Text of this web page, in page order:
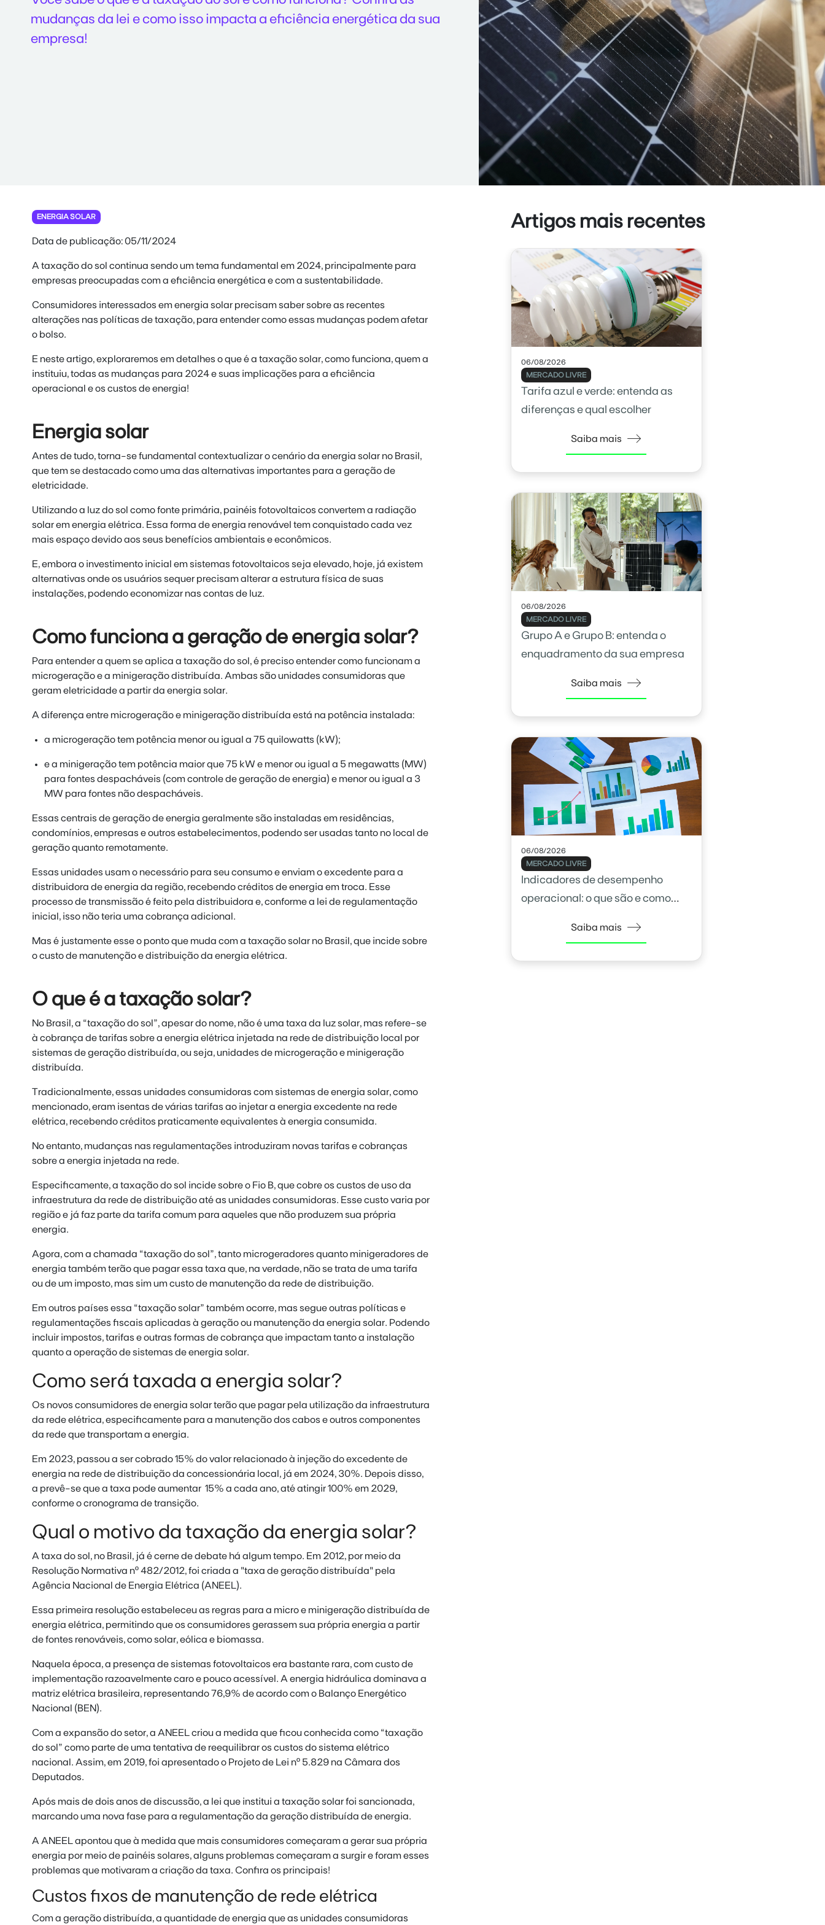
mudanças da lei e como isso impacta a eficiência energética da sua
empresa!
ENERGIA SOLAR
Data de publicação: 05/11/2024
A taxação do sol continua sendo um tema fundamental em 2024, principalmente para
empresas preocupadas com a eficiência energética e com a sustentabilidade.
Consumidores interessados em energia solar precisam saber sobre as recentes
alterações nas políticas de taxação, para entender como essas mudanças podem afetar
o bolso.
E neste artigo, exploraremos em detalhes o que é a taxação solar, como funciona, quem a
instituiu, todas as mudanças para 2024 e suas implicações para a eficiência
operacional e os custos de energia!
Energia solar
Antes de tudo, torna-se fundamental contextualizar o cenário da energia solar no Brasil,
quetem se destacado como uma das alternativas importantes para a geração de
eletricidade.
Utilizando a luz do sol como fonte primária, painéis fotovoltaicos convertem a radiação
solar em energia elétrica. Essa forma de energia renovável tem conquistado cada vez
mais espaço devido aos seus benefícios ambientais e econômicos.
E, embora o investimento inicial em sistemas fotovoltaicos seja elevado, hoje, já existem
alternativas onde os usuários sequer precisam alterar a estrutura física de suas
instalações, podendo economizar nas contas de luz.
Como funciona a geração de energia solar?
Para entender a quem se aplica a taxação do sol, é preciso entender como funcionam a
microgeração e a minigeração distribuída. Ambas são unidades consumidoras que
geram eletricidade a partir da energia solar.
A diferença entre microgeração e minigeração distribuída está na potência instalada:
a microgeração tem potência menor ou igual a 75 quilowatts (kW);
e a minigeração tem potência maior que 75 kW e menor ou igual a 5 megawatts (MW)
para fontes despacháveis (com controle de geração de energia) e menor ou igual a 3
MW para fontes não despacháveis.
Essas centrais de geração de energia geralmente são instaladas em residências,
condomínios, empresas e outros estabelecimentos, podendo ser usadas tanto no local de
geração quanto remotamente.
Essas unidades usam o necessário para seu consumo e enviam o excedente para a
distribuidora de energia da região, recebendo créditos de energia em troca. Esse
processo de transmissão é feito pela distribuidora e, conforme a lei de regulamentação
inicial, isso não teria uma cobrança adicional.
Mas é justamente esse o ponto que muda com a taxação solar no Brasil, que incide sobre
o custo de manutenção e distribuição da energia elétrica.
O que é a taxação solar?
No Brasil, a “taxação do sol”, apesar do nome, não é uma taxa da luz solar, mas refere-se
à cobrança de tarifas sobre a energia elétrica injetada na rede de distribuição local por
sistemas de geração distribuída, ou seja, unidades de microgeração e minigeração
distribuída.
Tradicionalmente, essas unidades consumidoras com sistemas de energia solar, como
mencionado, eram isentas de várias tarifas ao injetar a energia excedente na rede
elétrica, recebendo créditos praticamente equivalentes à energia consumida.
No entanto, mudanças nas regulamentações introduziram novas tarifas e cobranças
sobre a energia injetada na rede.
Especificamente, a taxação do sol incide sobre o Fio B, que cobre os custos de uso da
infraestrutura da rede de distribuição até as unidades consumidoras. Esse custo varia por
região e já faz parte da tarifa comum para aqueles que não produzem sua própria
energia.
Agora, com a chamada “taxação do sol”, tanto microgeradores quanto minigeradores de
energia também terão que pagar essa taxa que, na verdade, não se trata de uma tarifa
ou de um imposto, mas sim um custo de manutenção da rede de distribuição.
Em outros países essa “taxação solar” também ocorre, mas segue outras políticas e
regulamentações fiscais aplicadas à geração ou manutenção da energia solar. Podendo
incluir impostos, tarifas e outras formas de cobrança que impactam tanto a instalação
quanto a operação de sistemas de energia solar.
Como será taxada a energia solar?
Os novos consumidores de energia solar terão que pagar pela utilização da infraestrutura
da rede elétrica, especificamente para a manutenção dos cabos e outros componentes
da rede que transportam a energia.
Em 2023, passou a ser cobrado 15% do valor relacionado à injeção do excedente de
energia na rede de distribuição da concessionária local, já em 2024, 30%. Depois disso,
a prevê-se que a taxa pode aumentar 15% a cada ano, até atingir 100% em 2029,
conforme o cronograma de transição.
Qual o motivo da taxação da energia solar?
A taxa do sol, no Brasil, já é cerne de debate há algum tempo. Em 2012, por meio da
Resolução Normativa nº 482/2012, foi criada a "taxa de geração distribuída" pela
Agência Nacional de Energia Elétrica (ANEEL).
Essa primeira resolução estabeleceu as regras para a micro e minigeração distribuída de
energia elétrica, permitindo que os consumidores gerassem sua própria energia a partir
de fontes renováveis, como solar, eólica e biomassa.
Naquela época, a presença de sistemas fotovoltaicos era bastante rara, com custo de
implementação razoavelmente caro e pouco acessível. A energia hidráulica dominava a
matriz elétrica brasileira, representando 76,9% de acordo com o Balanço Energético
Nacional (BEN).
Com a expansão do setor, a ANEEL criou a medida que ficou conhecida como “taxação
do sol” como parte de uma tentativa de reequilibrar os custos do sistema elétrico
nacional. Assim, em 2019, foi apresentado o Projeto de Lei nº 5.829 na Câmara dos
Deputados.
Após mais de dois anos de discussão, a lei que institui a taxação solar foi sancionada,
marcando uma nova fase para a regulamentação da geração distribuída de energia.
A ANEEL apontou que à medida que mais consumidores começaram a gerar sua própria
energia por meio de painéis solares, alguns problemas começaram a surgir e foram esses
problemas que motivaram a criação da taxa. Confira os principais!
Custos fixos de manutenção de rede elétrica
Com a geração distribuída, a quantidade de energia que as unidades consumidoras
Artigos mais recentes
06/08/2026
MERCADO LIVRE
Tarifa azul e verde: entenda as
diferenças e qual escolher
Saiba mais
06/08/2026
MERCADO LIVRE
Grupo A e Grupo B: entenda o
enquadramento da sua empresa
Saiba mais
06/08/2026
MERCADO LIVRE
Indicadores de desempenho
operacional: o que são e como
Saiba mais